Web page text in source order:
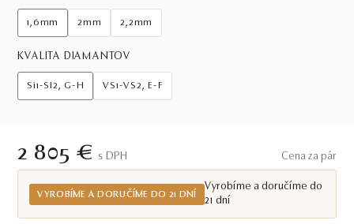
1,6mm 2mm 2,2mm
KVALITA DIAMANTOV
Si1-SI2, G-H VS1-VS2, E-F
2 805 € S DPH Cena za pár
VYROBÍME A DORUČÍME DO 21 DNÍ
Vyrobíme a doručíme do
21 dní